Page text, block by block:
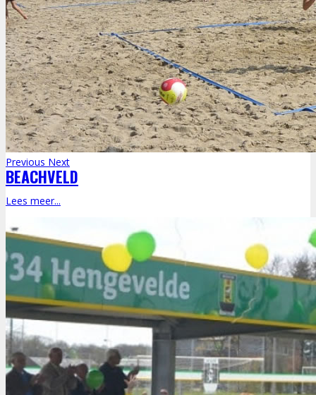
Previous Next
BEACHVELD
Lees meer...